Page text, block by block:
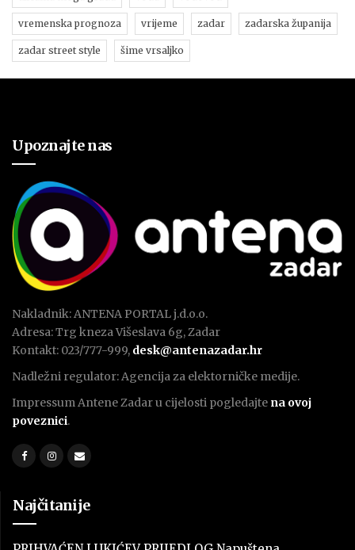
vremenska prognoza vrijeme zadar zadarska županija
zadar street style šime vrsaljko
Upoznajte nas
Nakladnik: ANTENA PORTAL j.d.o.o.
Adresa: Trg kneza Višeslava 6g, Zadar
Kontakt: 023/777-999, desk@antenazadar.hr
Nadležni regulator: Agencija za elektorničke medije.
Impressum Antene Zadar u cijelosti pogledajte na ovoj
poveznici.
Najčitanije